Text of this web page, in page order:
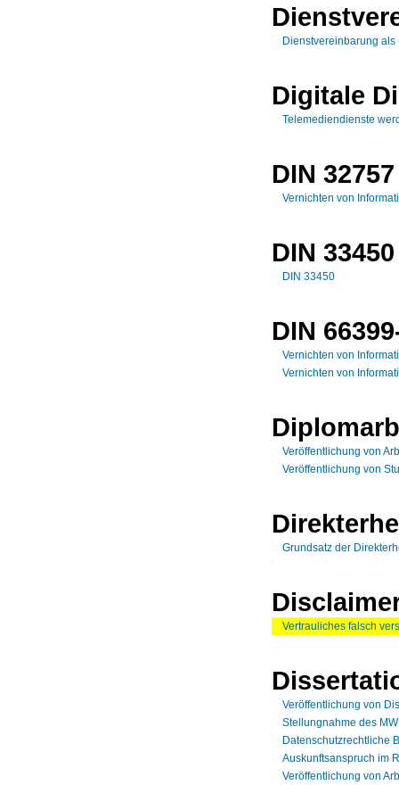
Dienstvereinbarung
Digitale
Telemediendienste
DIN 32757
Vernichten von
DIN 33450
DIN 33450
DIN
Vernichten von
Vernichten von
Veröffentlichung von
Veröffentlichung von
Grundsatz der
Vertrauliches falsch
Veröffentlichung von
Stellungnahme des
Datenschutzrechtliche
Auskunftsanspruch im
Veröffentlichung von